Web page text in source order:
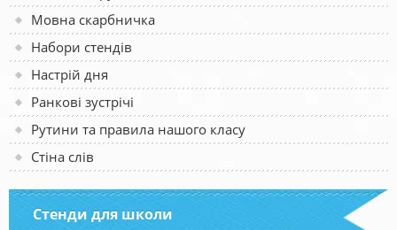
Мовна скарбничка
Набори стендів
Настрій дня
Ранкові зустрічі
Рутини та правила нашого класу
Стіна слів
Стенди для школи